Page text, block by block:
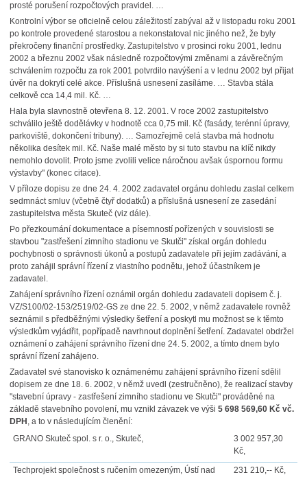
prosté porušení rozpočtových pravidel. …
Kontrolní výbor se oficielně celou záležitostí zabýval až v listopadu roku 2001
po kontrole provedené starostou a nekonstatoval nic jiného než, že byly
překročeny finanční prostředky. Zastupitelstvo v prosinci roku 2001, lednu
2002 a březnu 2002 však následně rozpočtovými změnami a závěrečným
schválením rozpočtu za rok 2001 potvrdilo navýšení a v lednu 2002 byl přijat
úvěr na dokrytí celé akce. Příslušná usnesení zasíláme. … Stavba stála
celkově cca 14,4 mil. Kč. …
Hala byla slavnostně otevřena 8. 12. 2001. V roce 2002 zastupitelstvo
schválilo ještě dodělávky v hodnotě cca 0,75 mil. Kč (fasády, terénní úpravy,
parkoviště, dokončení tribuny). … Samozřejmě celá stavba má hodnotu
několika desítek mil. Kč. Naše malé město by si tuto stavbu na klíč nikdy
nemohlo dovolit. Proto jsme zvolili velice náročnou avšak úspornou formu
výstavby" (konec citace).
V příloze dopisu ze dne 24. 4. 2002 zadavatel orgánu dohledu zaslal celkem
sedmnáct smluv (včetně čtyř dodatků) a příslušná usnesení ze zasedání
zastupitelstva města Skuteč (viz dále).
Po přezkoumání dokumentace a písemností pořízených v souvislosti se
stavbou "zastřešení zimního stadionu ve Skutči" získal orgán dohledu
pochybnosti o správnosti úkonů a postupů zadavatele při jejím zadávání, a
proto zahájil správní řízení z vlastního podnětu, jehož účastníkem je
zadavatel.
Zahájení správního řízení oznámil orgán dohledu zadavateli dopisem č. j.
VZ/S100/02-153/2519/02-GS ze dne 22. 5. 2002, v němž zadavatele rovněž
seznámil s předběžnými výsledky šetření a poskytl mu možnost se k těmto
výsledkům vyjádřit, popřípadě navrhnout doplnění šetření. Zadavatel obdržel
oznámení o zahájení správního řízení dne 24. 5. 2002, a tímto dnem bylo
správní řízení zahájeno.
Zadavatel své stanovisko k oznámenému zahájení správního řízení sdělil
dopisem ze dne 18. 6. 2002, v němž uvedl (zestručněno), že realizací stavby
"stavební úpravy - zastřešení zimního stadionu ve Skutči" prováděné na
základě stavebního povolení, mu vznikl závazek ve výši 5 698 569,60 Kč vč.
DPH , a to v následujícím členění:
GRANO Skuteč spol. s r. o., Skuteč,
3 002 957,30
Kč,
Techprojekt společnost s ručením omezeným, Ústí nad
231 210,-- Kč,